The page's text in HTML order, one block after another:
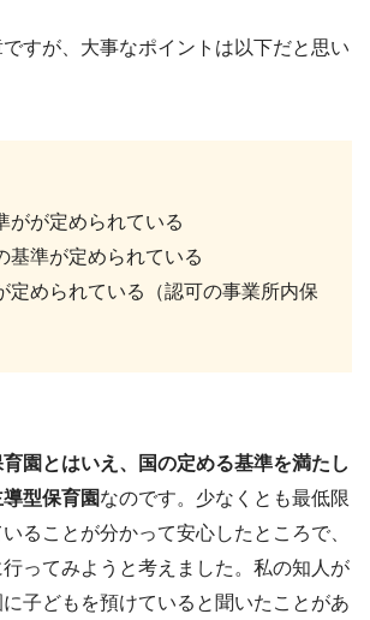
すが、大事なポイントは以下だと思い
がが定められている
基準が定められている
定められている（認可の事業所内保
園とはいえ、国の定める基準を満たし
型保育園なのです。少なくとも最低限
ることが分かって安心したところで、
ってみようと考えました。私の知人が
子どもを預けていると聞いたことがあ